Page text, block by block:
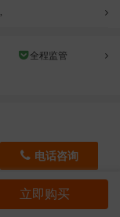
立即购买
,
全程监管
电话咨询